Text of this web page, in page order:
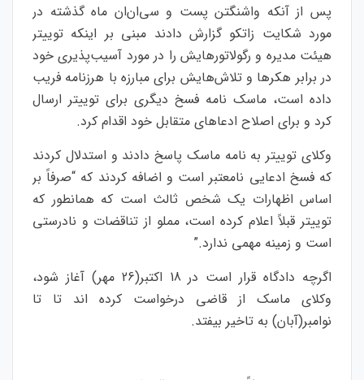
پس از آنکه واشنگتن پست و سی‌ان‌ان ماه گذشته در
مورد شکایت زاتکو گزارش دادند مبنی بر اینکه توییتر
هیئت مدیره و رگولاتورهایش را در مورد آسیب‌پذیری خود
در برابر هکرها و تلاش‌هایش برای مبارزه با هرزنامه فریب
داده است، ماسک نامه فسخ دیگری برای توییتر ارسال
کرد و برای اصلاح ادعاهای متقابل خود اقدام کرد.
وکلای توییتر به نامه ماسک پاسخ دادند و استدلال کردند
که فسخ ادعایی نامعتبر است و اضافه کردند که “صرفاً بر
اساس اظهارات یک شخص ثالث است که همانطور که
توییتر قبلاً اعلام کرده است، مملو از تناقضات و نادرستی
است و زمینه مهمی ندارد.”
اگرچه دادگاه قرار است در 18 اکتبر(26 مهر) آغاز شود،
وکلای ماسک از قاضی درخواست کرده اند تا تا
نوامبر(آبان) به تاخیر بیفتد.